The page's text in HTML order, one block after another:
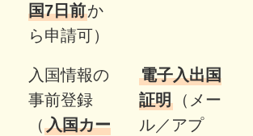
国7日前か
ら申請可）
入国情報の
事前登録
（ 入国カー
電子入出国
証明（メー
ル／アプ